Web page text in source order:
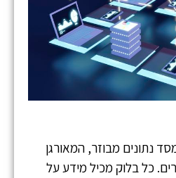
נתונים מבוזר, המאורגן
כל בלוק מכיל מידע על